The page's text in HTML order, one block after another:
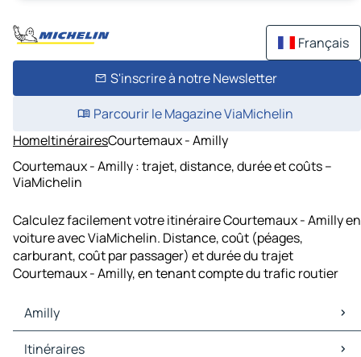
Français
S'inscrire à notre Newsletter
Parcourir le Magazine ViaMichelin
HomeItinérairesCourtemaux - Amilly
Courtemaux - Amilly : trajet, distance, durée et coûts –
ViaMichelin
Calculez facilement votre itinéraire Courtemaux - Amilly en
voiture avec ViaMichelin. Distance, coût (péages,
carburant, coût par passager) et durée du trajet
Courtemaux - Amilly, en tenant compte du trafic routier
Amilly
Amilly Cartes et plans
Itinéraires